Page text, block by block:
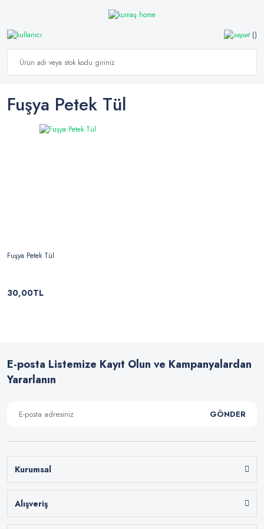
Fuşya Petek Tül
Fuşya Petek Tül
30,00TL
E-posta Listemize Kayıt Olun ve Kampanyalardan
Yararlanın
GÖNDER
Kurumsal
Alışveriş